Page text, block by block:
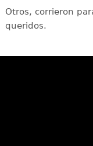
Otros, corrieron
queridos.